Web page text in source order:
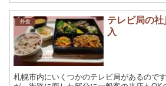
外食
テレビ局の
入
札幌市内にいくつかのテレビ局があるので